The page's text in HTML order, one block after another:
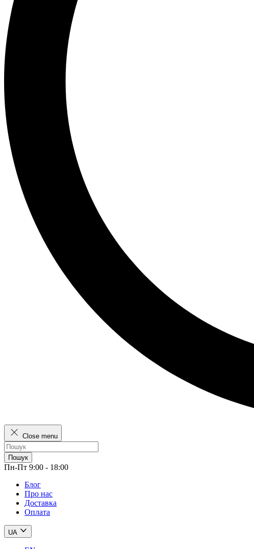
Close menu
Пошук
Пн-Пт 9:00 - 18:00
Блог
Про нас
Доставка
Оплата
UA